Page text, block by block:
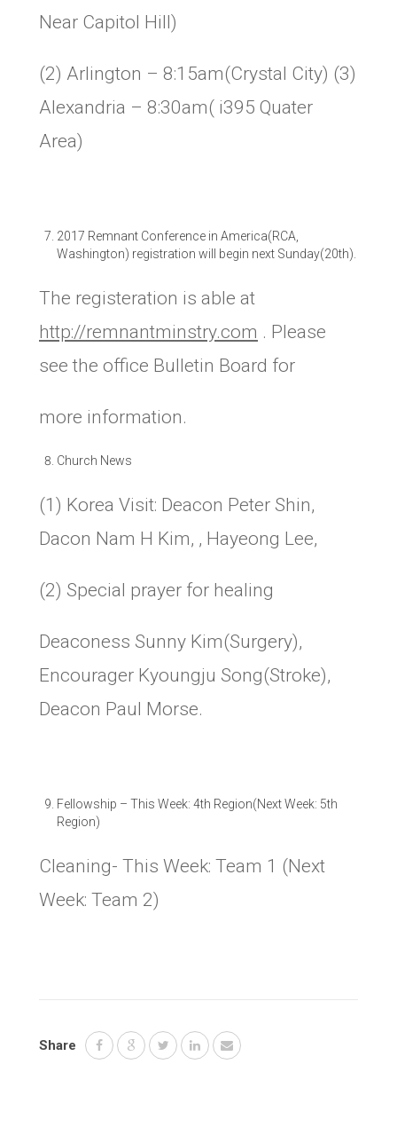
Near Capitol Hill)
(2) Arlington – 8:15am(Crystal City) (3)
Alexandria – 8:30am( i395 Quater
Area)
2017 Remnant Conference in America(RCA,
Washington) registration will begin next Sunday(20th).
The registeration is able at
http://remnantminstry.com . Please
see the office Bulletin Board for
more information.
Church News
(1) Korea Visit: Deacon Peter Shin,
Dacon Nam H Kim, , Hayeong Lee,
(2) Special prayer for healing
Deaconess Sunny Kim(Surgery),
Encourager Kyoungju Song(Stroke),
Deacon Paul Morse.
Fellowship – This Week: 4th Region(Next Week: 5th
Region)
Cleaning- This Week: Team 1 (Next
Week: Team 2)
Share